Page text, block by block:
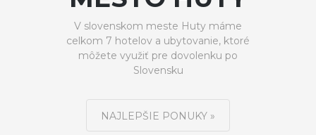
V slovenskom meste Huty máme
celkom 7 hotelov a ubytovanie, ktoré
môžete využiť pre dovolenku po
Slovensku
NAJLEPŠIE PONUKY »